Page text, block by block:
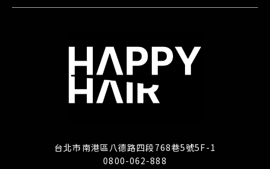
台北市南港區八德路四段768巷5號5F-1
0800-062-888